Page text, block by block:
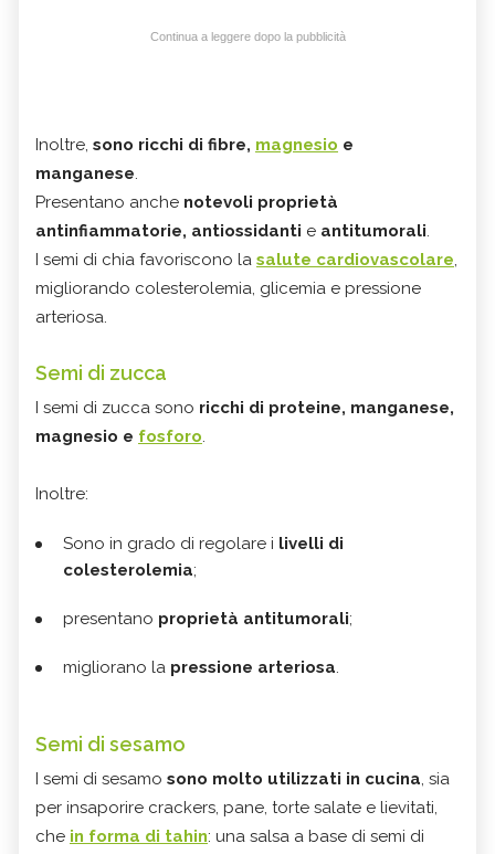
Continua a leggere dopo la pubblicità
Inoltre, sono ricchi di fibre, magnesio e
manganese.
Presentano anche notevoli proprietà
antinfiammatorie, antiossidanti e antitumorali.
I semi di chia favoriscono la salute cardiovascolare,
migliorando colesterolemia, glicemia e pressione
arteriosa.
Semi di zucca
I semi di zucca sono ricchi di proteine, manganese,
magnesio e fosforo.
Inoltre:
Sono in grado di regolare i livelli di
colesterolemia;
presentano proprietà antitumorali;
migliorano la pressione arteriosa.
Semi di sesamo
I semi di sesamo sono molto utilizzati in cucina, sia
per insaporire crackers, pane, torte salate e lievitati,
che in forma di tahin: una salsa a base di semi di